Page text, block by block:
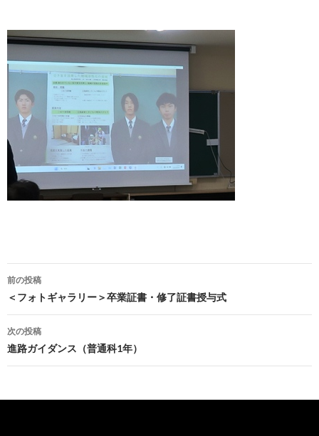
投
稿
ナ
ゲ
前の投稿
＜フォトギャラリー＞卒業証書・修了証書授与式
次の投稿
進路ガイダンス（普通科1年）